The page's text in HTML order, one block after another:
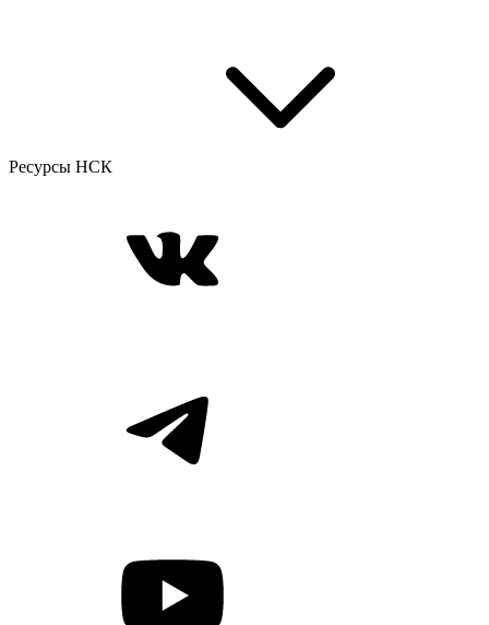
Ресурсы НСК